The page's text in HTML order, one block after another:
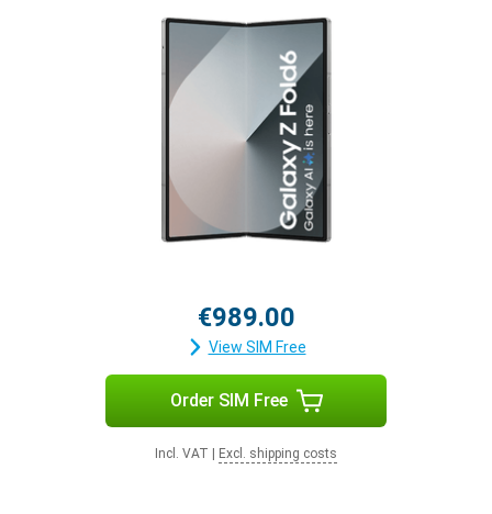
€989.00
View SIM Free
Order SIM Free
Incl. VAT Excl. shipping costs